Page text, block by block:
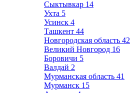
Сыктывкар 14
Ухта 5
Усинск 4
Ташкент 44
Новгородская область 42
Великий Новгород 16
Боровичи 5
Валдай 2
Мурманская область 41
Мурманск 15